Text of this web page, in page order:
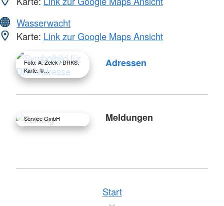
Wasserwacht
Karte: Link zur Google Maps Ansicht
Foto: A. Zelck / DRKS,
Karte: ©…
Adressen
Service GmbH
Meldungen
Start